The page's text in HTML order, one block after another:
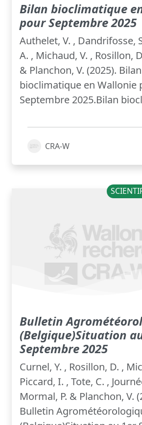
Bilan bioclimatique
pour Septembre 2025
Authelet, V. , Dandrifosse,
A. , Michaud, V. , Rosillon,
& Planchon, V. (2025). Bilan
bioclimatique en Wallonie
Septembre 2025.Bilan
CRA-W
Bulletin
(Belgique)Situation
Septembre 2025
Curnel, Y. , Rosillon, D. ,
Piccard, I. , Tote, C. ,
Mormal, P. & Planchon, V.
Bulletin